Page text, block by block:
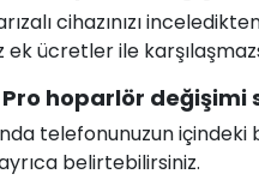
cihazınızı
ücretler ile
hoparlör
telefonunuzun
belirtebilirsiniz.